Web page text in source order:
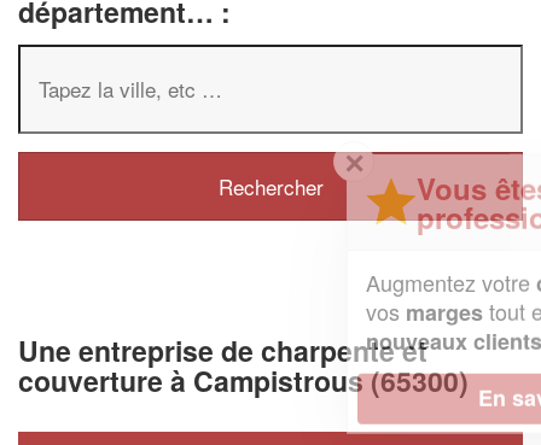
département… :
Une entreprise de charpente et
couverture à Campistrous (65300)
✕
Vous êtes un
professionnel ?
chiffre d'affaireset
tout en gagnant de
nouveaux clients!
En savoir plus